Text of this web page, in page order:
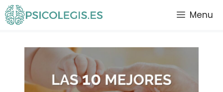
Saltar
al
Menu